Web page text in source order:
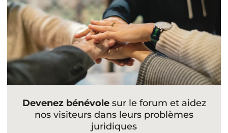
Devenez bénévolesur le forum et aidez
nos visiteurs dans leurs problèmes
juridiques